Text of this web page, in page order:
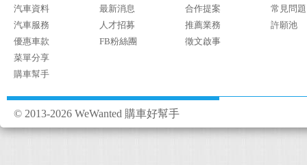
汽車資料
汽車服務
優惠車款
菜單分享
購車幫手
最新消息
人才招募
FB粉絲團
合作提案
推薦業務
徵文啟事
常見問題
許願池
© 2013-2026 WeWanted 購車好幫手